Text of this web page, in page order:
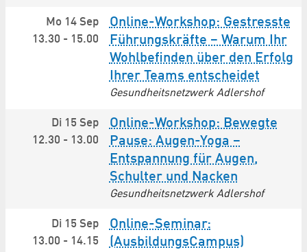
Mo 14 Sep
13.30 - 15.00
Online-Workshop: Gestresste
Führungskräfte – Warum Ihr
Wohlbefinden über den Erfolg
Ihrer Teams entscheidet
Gesundheitsnetzwerk Adlershof
Di 15 Sep
12.30 - 13.00
Online-Workshop: Bewegte
Pause: Augen-Yoga –
Entspannung für Augen,
Schulter und Nacken
Gesundheitsnetzwerk Adlershof
Di 15 Sep
13.00 - 14.15
Online-Seminar:
(AusbildungsCampus)